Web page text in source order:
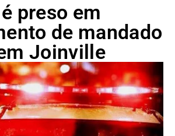
preso em
de mandado
Joinville